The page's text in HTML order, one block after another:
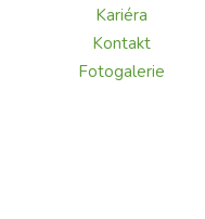
Kariéra
Kontakt
Fotogalerie